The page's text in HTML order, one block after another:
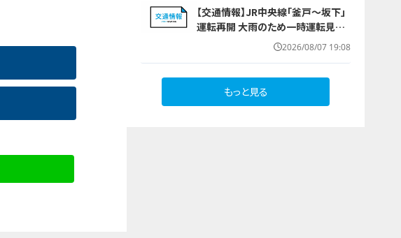
【交通情報】JR中央線「釜戸～坂下」
運転再開 大雨のため一時運転見合
2026/08/07 19:08
もっと見る